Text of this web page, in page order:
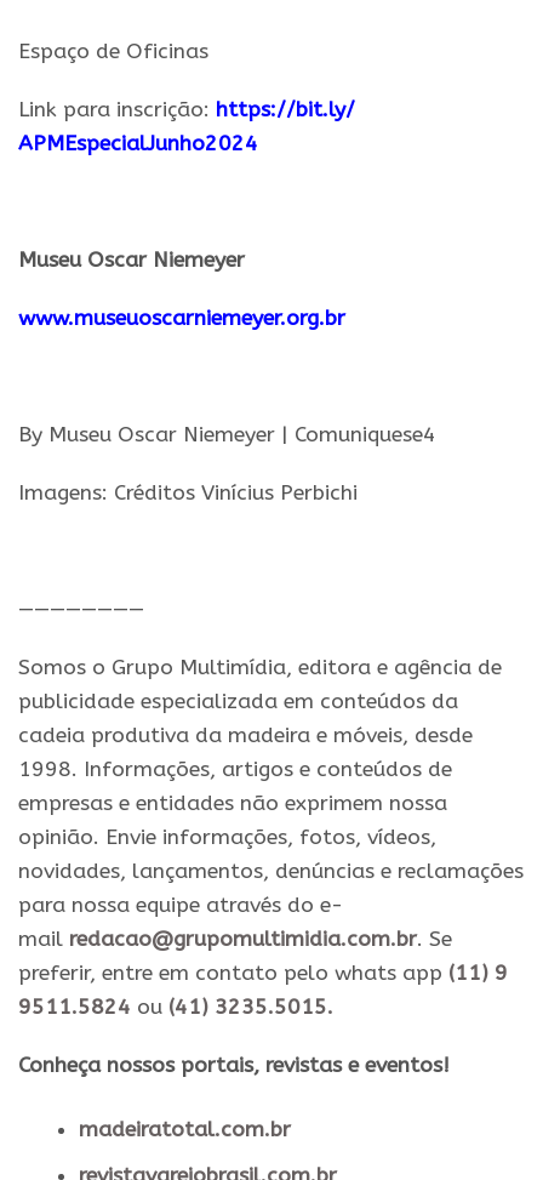
Espaço de Oficinas
Link para inscrição: https://bit.ly/
APMEspecialJunho2024
Museu Oscar Niemeyer
www.museuoscarniemeyer.org.br
By Museu Oscar Niemeyer | Comuniquese4
Imagens: Créditos Vinícius Perbichi
————————
Somos o Grupo Multimídia, editora e agência de
publicidade especializada em conteúdos da
cadeia produtiva da madeira e móveis, desde
1998. Informações, artigos e conteúdos de
empresas e entidades não exprimem nossa
opinião. Envie informações, fotos, vídeos,
novidades, lançamentos, denúncias e reclamações
para nossa equipe através do e-
mail redacao@grupomultimidia.com.br. Se
preferir, entre em contato pelo whats app (11) 9
9511.5824 ou (41) 3235.5015.
​Conheça nossos ​portais, revistas e eventos​!
madeiratotal.com.br